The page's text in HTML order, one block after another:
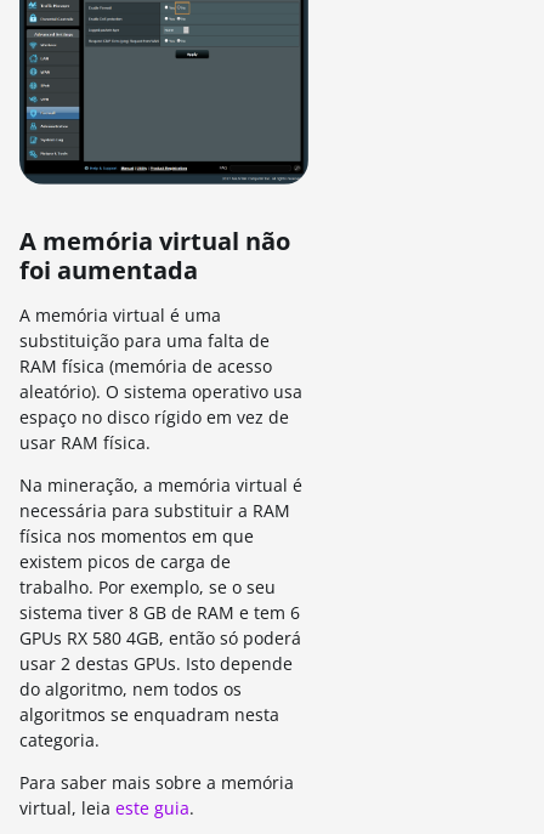
A memória virtual não
foi aumentada
A memória virtual é uma
substituição para uma falta de
RAM física (memória de acesso
aleatório). O sistema operativo usa
espaço no disco rígido em vez de
usar RAM física.
Na mineração, a memória virtual é
necessária para substituir a RAM
física nos momentos em que
existem picos de carga de
trabalho. Por exemplo, se o seu
sistema tiver 8 GB de RAM e tem 6
GPUs RX 580 4GB, então só poderá
usar 2 destas GPUs. Isto depende
do algoritmo, nem todos os
algoritmos se enquadram nesta
categoria.
Para saber mais sobre a memória
virtual, leia este guia.